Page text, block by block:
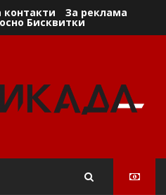
контакти За реклама
Бисквитки